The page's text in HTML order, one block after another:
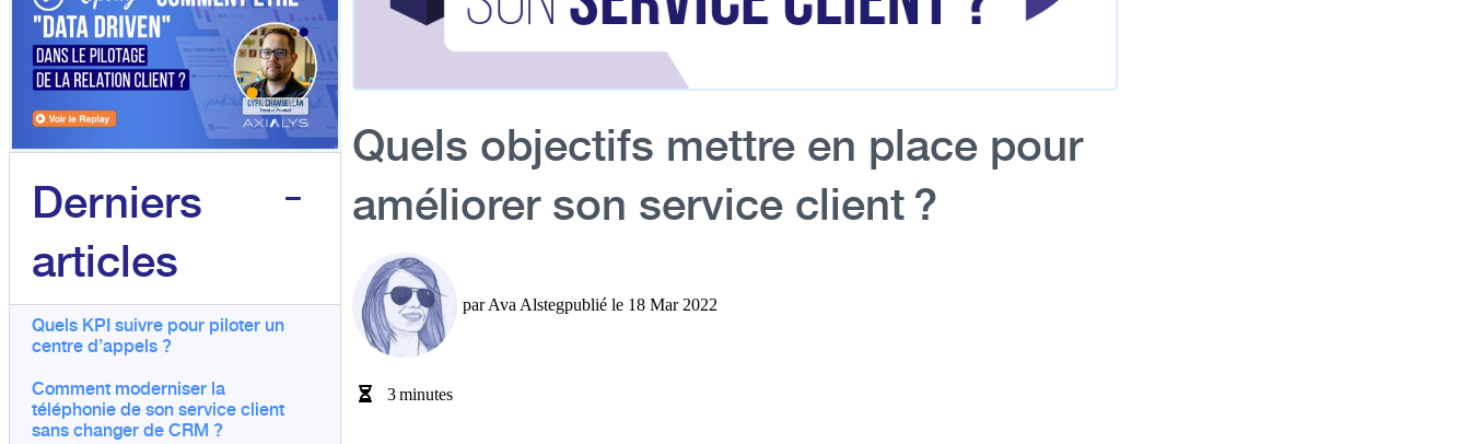
Derniers
articles
Quels KPI suivre pour piloter un
centre d’appels ?
Comment moderniser la
téléphonie de son service client
sans changer de CRM ?
Quels objectifs mettre en place pour
améliorer son service client ?
parAva Alstegpublié le 18 Mar 2022
3minutes